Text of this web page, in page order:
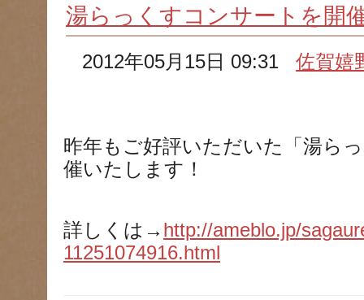
湯らっくすコンサートを開
2012年05月15日 09:31佐賀嬉
昨年もご好評いただいた「湯ら
催いたします！
詳しくは→ http://ameblo.jp/
11251074916.html